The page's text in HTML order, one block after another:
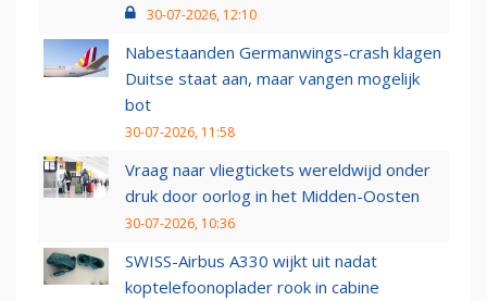
30-07-2026, 12:10
Nabestaanden Germanwings-crash klagen
Duitse staat aan, maar vangen mogelijk
bot
30-07-2026, 11:58
Vraag naar vliegtickets wereldwijd onder
druk door oorlog in het Midden-Oosten
30-07-2026, 10:36
SWISS-Airbus A330 wijkt uit nadat
koptelefoonoplader rook in cabine